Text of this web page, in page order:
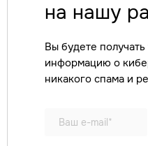
на нашу
Вы будете
информацию о
никакого спама и
РЕШЕНИЯ
SandboxNGFW
WAF
DLP
IRP/SOAR
TI
SA
MFA